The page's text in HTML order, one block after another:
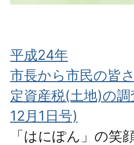
平成24年
市長から市民の皆
定資産税(土地)の
12月1日号)
「はにぽん」の笑